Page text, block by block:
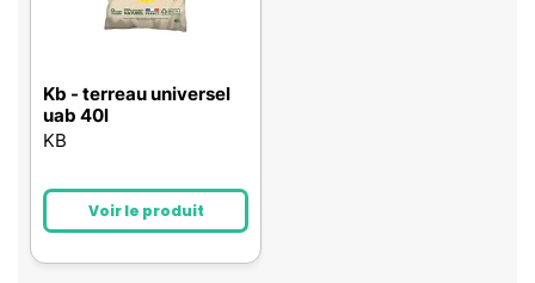
Kb - terreau universel
uab 40l
KB
Voir le produit